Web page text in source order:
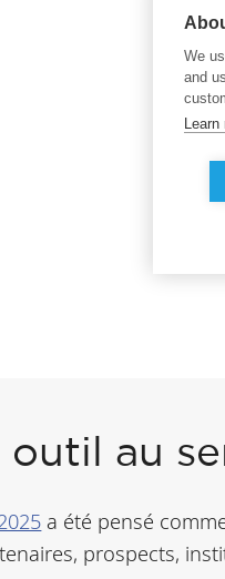
outil au
a été pensé
prospects,
We
and
Learn